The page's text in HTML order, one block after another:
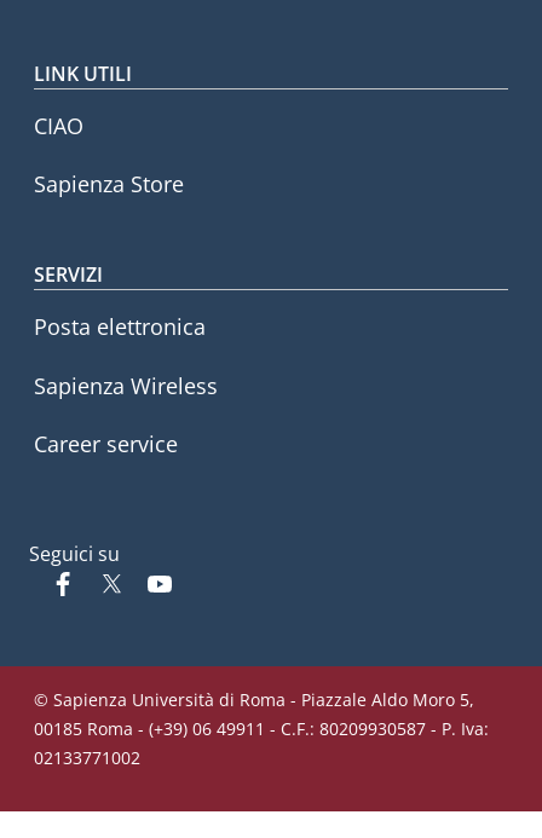
LINK UTILI
CIAO
Sapienza Store
SERVIZI
Posta elettronica
Sapienza Wireless
Career service
Seguici su
Facebook
Twitter
© Sapienza Università di Roma - Piazzale Aldo Moro 5,
00185 Roma - (+39) 06 49911 - C.F.: 80209930587 - P. Iva:
02133771002